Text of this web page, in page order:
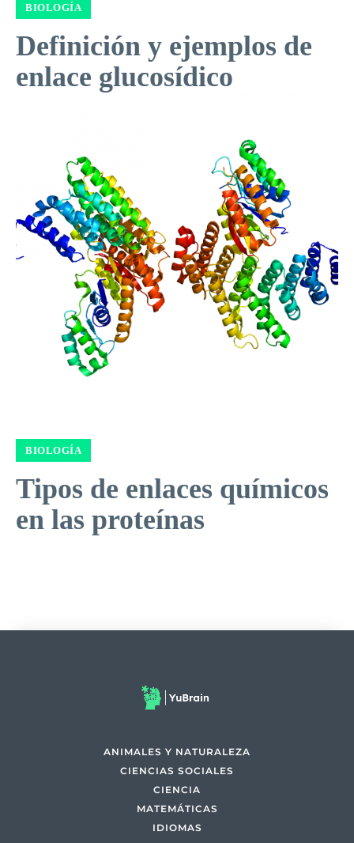
BIOLOGÍA
Definición y ejemplos de
enlace glucosídico
BIOLOGÍA
Tipos de enlaces químicos
en las proteínas
ANIMALES Y NATURALEZA
CIENCIAS SOCIALES
CIENCIA
MATEMÁTICAS
IDIOMAS